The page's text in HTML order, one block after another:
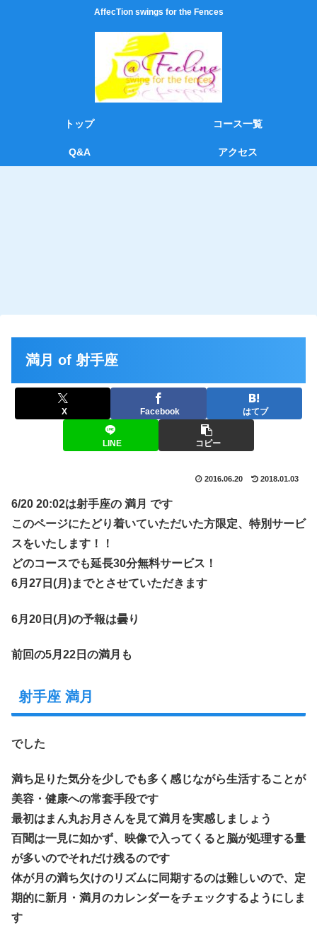
AffecTion swings for the Fences
トップ コース一覧
Q&A アクセス
満月 of 射手座
X Facebook はてブ
LINE コピー
2016.06.20 2018.01.03
6/20 20:02は射手座の 満月 です
このページにたどり着いていただいた方限定、特別サービ
スをいたします！！
どのコースでも延長30分無料サービス！
6月27日(月)までとさせていただきます
6月20日(月)の予報は曇り
前回の5月22日の満月も
射手座 満月
でした
満ち足りた気分を少しでも多く感じながら生活することが
美容・健康への常套手段です
最初はまん丸お月さんを見て満月を実感しましょう
百聞は一見に如かず、映像で入ってくると脳が処理する量
が多いのでそれだけ残るのです
体が月の満ち欠けのリズムに同期するのは難しいので、定
期的に新月・満月のカレンダーをチェックするようにしま
す